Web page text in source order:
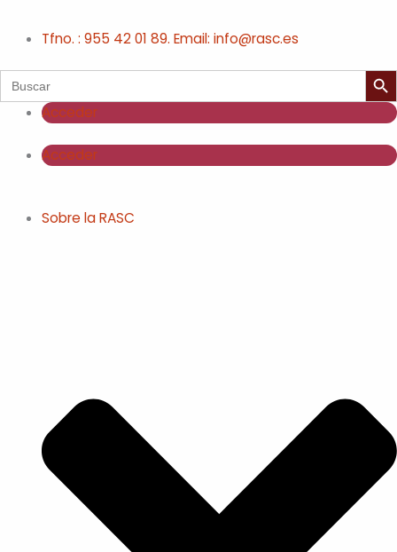
Tfno. : 955 42 01 89. Email: info@rasc.es
Buscar: Botón
Acceder
Acceder
Sobre la RASC